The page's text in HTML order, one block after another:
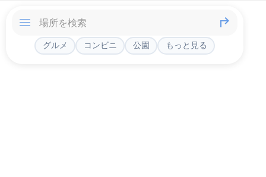
グルメ コンビニ 公園 もっと見る